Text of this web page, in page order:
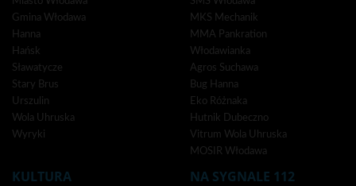
Gmina Włodawa
Hanna
Hańsk
Sławatycze
Stary Brus
Urszulin
Wola Uhruska
Wyryki
MKS Mechanik
MMA Pankration
Włodawianka
Agros Suchawa
Bug Hanna
Eko Różnaka
Hutnik Dubeczno
Vitrum Wola Uhruska
MOSIR Włodawa
KULTURA NA SYGNALE 112